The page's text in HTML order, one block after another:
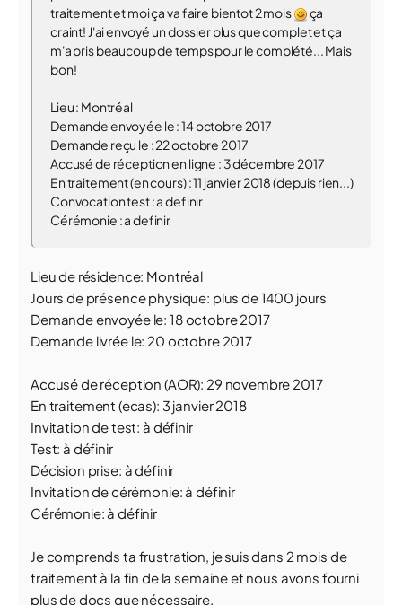
traitement et moi ça va faire bientot 2 mois
ça
craint! J'ai envoyé un dossier plus que complet et ça
m'a pris beaucoup de temps pour le complété... Mais
bon!
Lieu : Montréal
Demande envoyée le : 14 octobre 2017
Demande reçu le : 22 octobre 2017
Accusé de réception en ligne : 3 décembre 2017
En traitement (en cours) : 11 janvier 2018 (depuis rien...)
Convocation test : a definir
Cérémonie : a definir
Lieu de résidence: Montréal
Jours de présence physique: plus de 1400 jours
Demande envoyée le: 18 octobre 2017
Demande livrée le: 20 octobre 2017
Accusé de réception (AOR): 29 novembre 2017
En traitement (ecas): 3 janvier 2018
Invitation de test: à définir
Test: à définir
Décision prise: à définir
Invitation de cérémonie: à définir
Cérémonie: à définir
Je comprends ta frustration, je suis dans 2 mois de
traitement à la fin de la semaine et nous avons fourni
plus de docs que nécessaire.